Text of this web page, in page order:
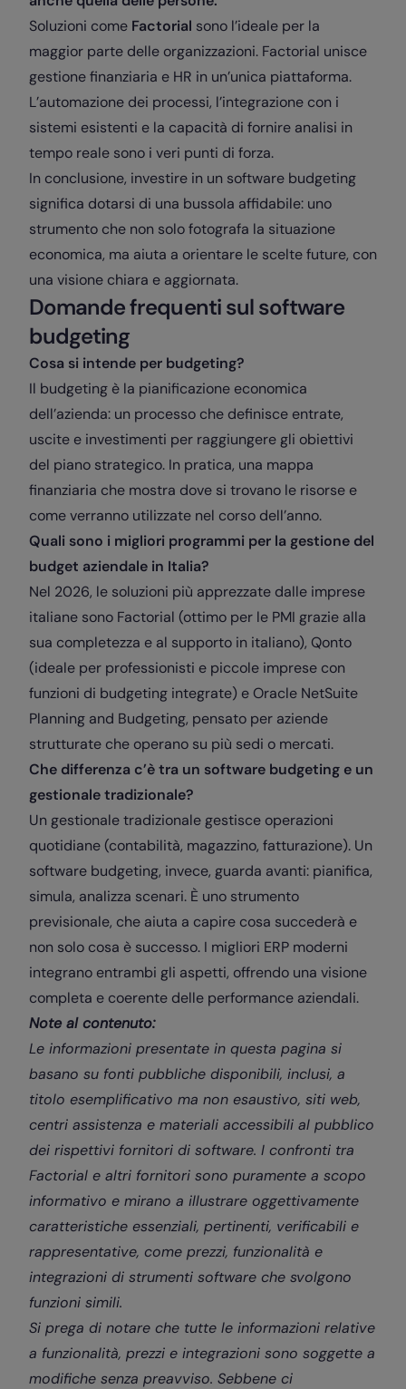
Soluzioni come Factorial sono l’ideale per la
maggior parte delle organizzazioni. Factorial unisce
gestione finanziaria e HR in un’unica piattaforma.
L’automazione dei processi, l’integrazione con i
sistemi esistenti e la capacità di fornire analisi in
tempo reale sono i veri punti di forza.
In conclusione, investire in un software budgeting
significa dotarsi di una bussola affidabile: uno
strumento che non solo fotografa la situazione
economica, ma aiuta a orientare le scelte future, con
una visione chiara e aggiornata.
Domande frequenti sul software
budgeting
Cosa si intende per budgeting?
Il budgeting è la pianificazione economica
dell’azienda: un processo che definisce entrate,
uscite e investimenti per raggiungere gli obiettivi
del piano strategico. In pratica, una mappa
finanziaria che mostra dove si trovano le risorse e
come verranno utilizzate nel corso dell’anno.
Quali sono i migliori programmi per la gestione del
budget aziendale in Italia?
Nel 2026, le soluzioni più apprezzate dalle imprese
italiane sono Factorial (ottimo per le PMI grazie alla
sua completezza e al supporto in italiano), Qonto
(ideale per professionisti e piccole imprese con
funzioni di budgeting integrate) e Oracle NetSuite
Planning and Budgeting, pensato per aziende
strutturate che operano su più sedi o mercati.
Che differenza c’è tra un software budgeting e un
gestionale tradizionale?
Un gestionale tradizionale gestisce operazioni
quotidiane (contabilità, magazzino, fatturazione). Un
software budgeting, invece, guarda avanti: pianifica,
simula, analizza scenari. È uno strumento
previsionale, che aiuta a capire cosa succederà e
non solo cosa è successo. I migliori ERP moderni
integrano entrambi gli aspetti, offrendo una visione
completa e coerente delle performance aziendali.
Note al contenuto:
Le informazioni presentate in questa pagina si
basano su fonti pubbliche disponibili, inclusi, a
titolo esemplificativo ma non esaustivo, siti web,
centri assistenza e materiali accessibili al pubblico
dei rispettivi fornitori di software. I confronti tra
Factorial e altri fornitori sono puramente a scopo
informativo e mirano a illustrare oggettivamente
caratteristiche essenziali, pertinenti, verificabili e
rappresentative, come prezzi, funzionalità e
integrazioni di strumenti software che svolgono
funzioni simili.
Si prega di notare che tutte le informazioni relative
a funzionalità, prezzi e integrazioni sono soggette a
modifiche senza preavviso. Sebbene ci